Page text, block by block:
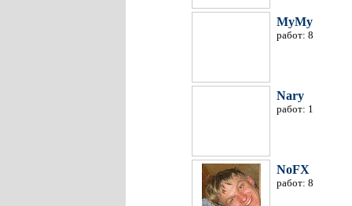
MyMy
работ: 8
Nary
работ: 1
NoFX
работ: 8